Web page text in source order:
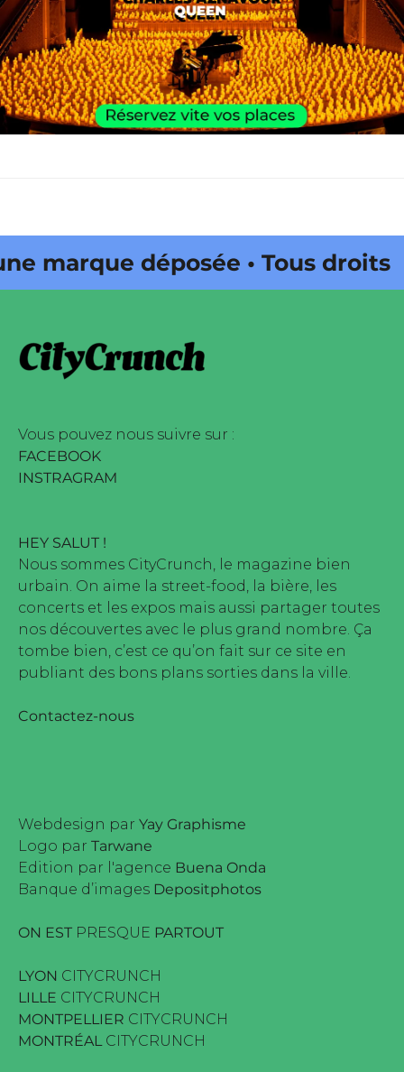
marque déposée • Tous droits
déposée • Tous droits
édité par Buena Onda Web •
Vous pouvez nous suivre sur :
FACEBOOK
INSTRAGRAM
HEY SALUT !
Nous sommes CityCrunch, le magazine bien
urbain. On aime la street-food, la bière, les
concerts et les expos mais aussi partager toutes
nos découvertes avec le plus grand nombre. Ça
tombe bien, c’est ce qu’on fait sur ce site en
publiant des bons plans sorties dans la ville.
Contactez-nous
Webdesign par Yay Graphisme
Logo par Tarwane
Edition par l'agence Buena Onda
Banque d’images Depositphotos
ON EST PRESQUE PARTOUT
LYON CITYCRUNCH
LILLE CITYCRUNCH
MONTPELLIER CITYCRUNCH
MONTRÉALCITYCRUNCH